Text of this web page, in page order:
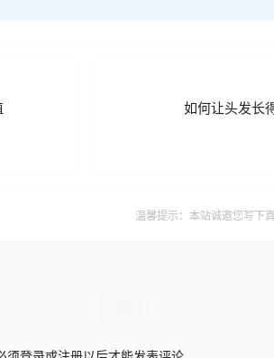
如何让头发长
温馨提示：本站诚邀您写下